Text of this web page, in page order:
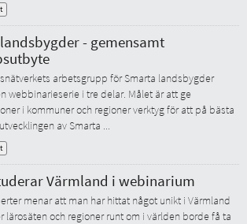
- gemensamt
arbetsgrupp för Smarta landsbygder
webbinarieserie i tre delar. Målet är att ge
i kommuner och regioner verktyg för att på bästa
av Smarta ...
Värmland i webinarium
menar att man har hittat något unikt i Värmland
lärosäten och regioner runt om i världen borde få ta